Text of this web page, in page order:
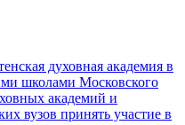
духовная академия в
школами Московского
академий и
вузов принять участие в